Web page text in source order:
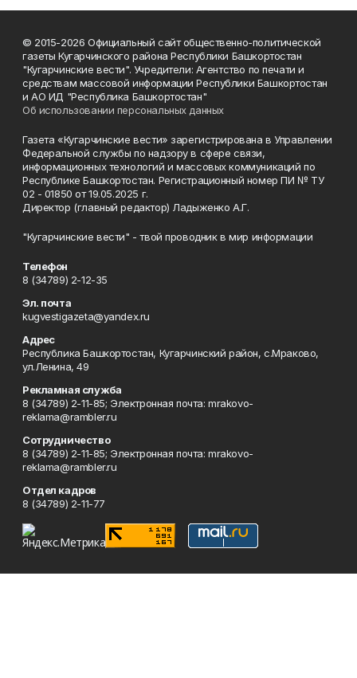
© 2015-2026 Официальный сайт общественно-политической
газеты Кугарчинского района Республики Башкортостан
"Кугарчинские вести". Учредители: Агентство по печати и
средствам массовой информации Республики Башкортостан
и АО ИД "Республика Башкортостан"
Об использовании персональных данных
Газета «Кугарчинские вести» зарегистрирована в Управлении
Федеральной службы по надзору в сфере связи,
информационных технологий и массовых коммуникаций по
Республике Башкортостан. Регистрационный номер ПИ № ТУ
02 - 01850 от 19.05.2025 г.
Директор (главный редактор) Ладыженко А.Г.
"Кугарчинские вести" - твой проводник в мир информации
Телефон
8 (34789) 2-12-35
Эл. почта
kugvestigazeta@yandex.ru
Адрес
Республика Башкортостан, Кугарчинский район, с.Мраково,
ул.Ленина, 49
Рекламная служба
8 (34789) 2-11-85; Электронная почта: mrakovo-
reklama@rambler.ru
Сотрудничество
8 (34789) 2-11-85; Электронная почта: mrakovo-
reklama@rambler.ru
Отдел кадров
8 (34789) 2-11-77